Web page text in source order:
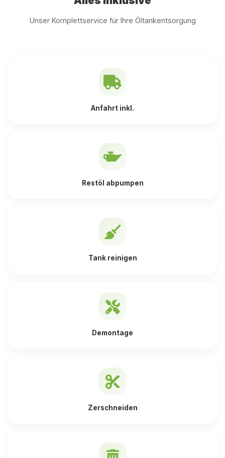
Unser Komplettservice für Ihre Öltankentsorgung
Anfahrt inkl.
Restöl abpumpen
Tank reinigen
Demontage
Zerschneiden